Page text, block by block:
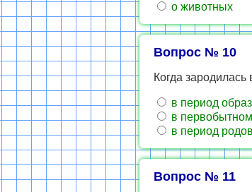
о животных
Вопрос № 10
Когда
в период
в
в период
Вопрос № 11